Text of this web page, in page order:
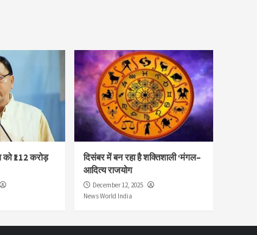
को ₹112 करोड़
दिसंबर में बन रहा है शक्तिशाली ‘मंगल–
आदित्य राजयोग
December 12, 2025
News World India